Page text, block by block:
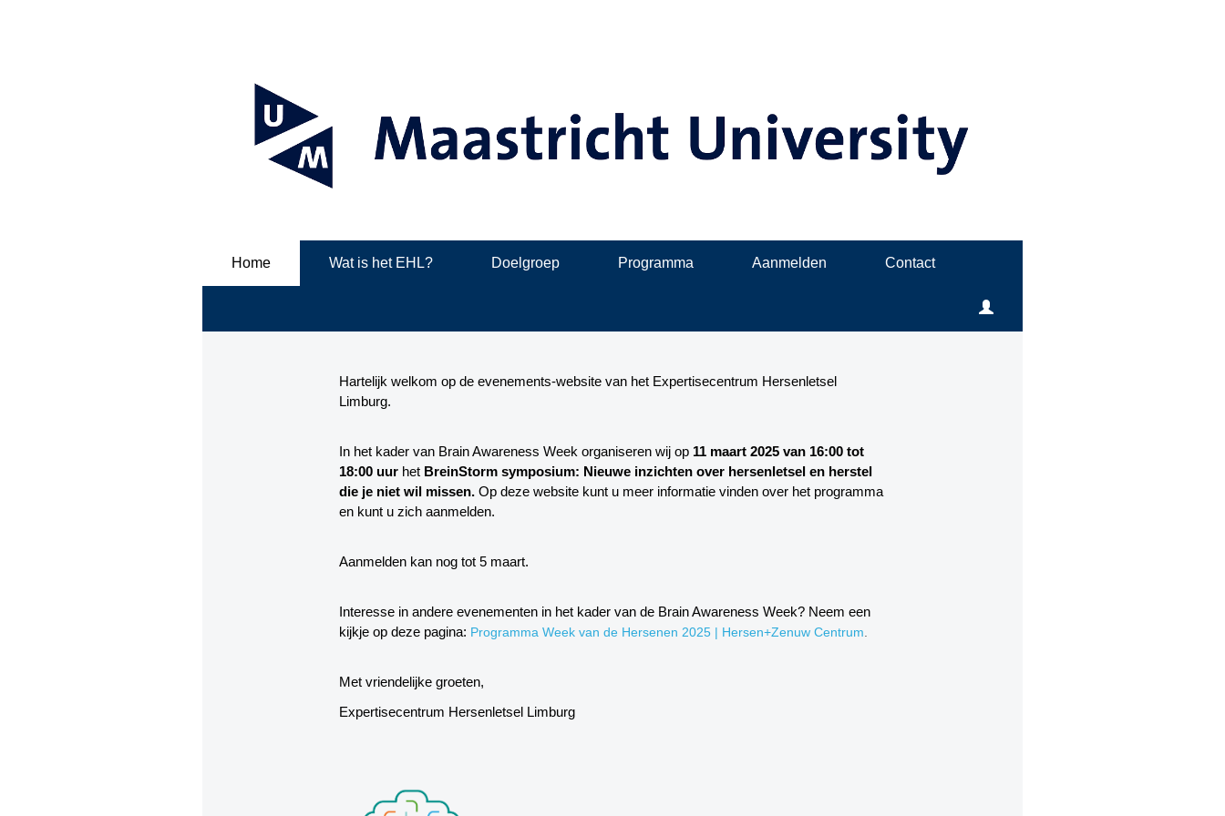
Home Wat is het EHL? Doelgroep Programma Aanmelden Contact
Hartelijk welkom op de evenements-website van het Expertisecentrum Hersenletsel
Limburg.
In het kader van Brain Awareness Week organiseren wij op 11 maart 2025 van 16:00 tot
18:00 uur het BreinStorm symposium: Nieuwe inzichten over hersenletsel en herstel
die je niet wil missen. Op deze website kunt u meer informatie vinden over het programma
en kunt u zich aanmelden.
Aanmelden kan nog tot 5 maart.
Interesse in andere evenementen in het kader van de Brain Awareness Week? Neem een
kijkje op deze pagina: Programma Week van de Hersenen 2025 | Hersen+Zenuw Centrum
Met vriendelijke groeten,
Expertisecentrum Hersenletsel Limburg